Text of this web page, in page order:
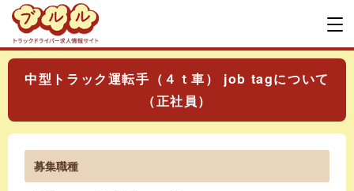
中型トラック運転手（４ｔ車） job tagについて
（正社員）
募集職種